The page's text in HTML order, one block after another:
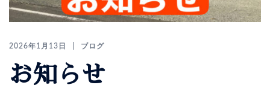
2026年1月13日 ブログ
お知らせ